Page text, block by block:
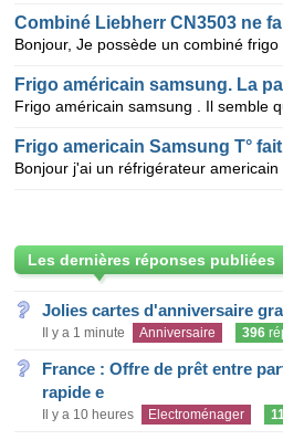
Frigo americain Samsung T°
Les dernières réponses publiées
Jolies cartes d'anniversaire
Il y a 1 minute Anniversaire 396
France : Offre de prêt entre
rapide e
Il y a 10 heures Electroménager